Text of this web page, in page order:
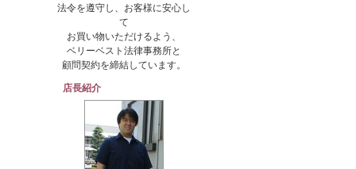
法令を遵守し、お客様に安心し
て
お買い物いただけるよう、
ベリーベスト法律事務所と
顧問契約を締結しています。
店長紹介